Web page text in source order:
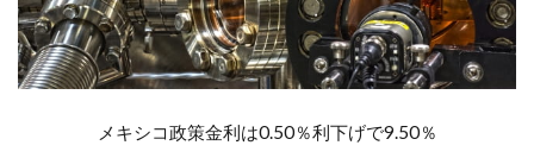
メキシコ政策金利は0.50％利下げで9.50％